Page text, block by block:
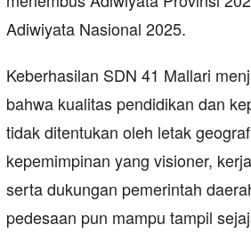
Adiwiyata Nasional 2025.
Keberhasilan SDN 41 Mallari
bahwa kualitas pendidikan dan
tidak ditentukan oleh letak
kepemimpinan yang visioner,
serta dukungan pemerintah
pedesaan pun mampu tampil